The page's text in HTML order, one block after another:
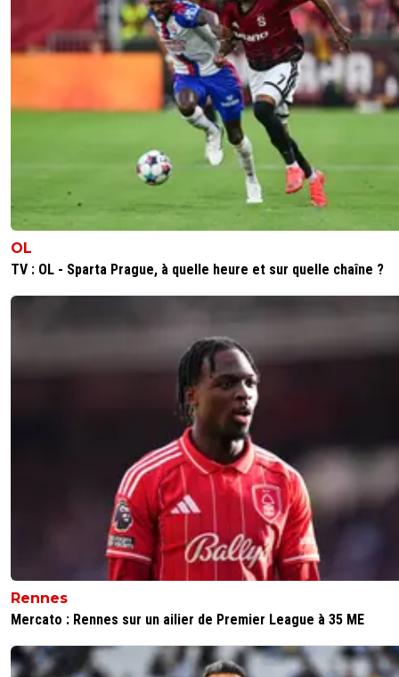
OL
TV : OL - Sparta Prague, à quelle heure et sur quelle chaîne ?
Rennes
Mercato : Rennes sur un ailier de Premier League à 35 ME